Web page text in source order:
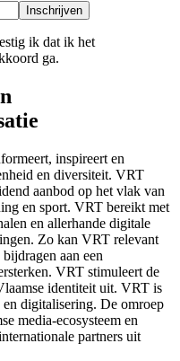
Inschrijven
ik dat ik het
ga.
inspireert en
en diversiteit. VRT
aanbod op het vlak van
en sport. VRT bereikt met
en allerhande digitale
Zo kan VRT relevant
aan een
VRT stimuleert de
identiteit uit. VRT is
digitalisering. De omroep
media-ecosysteem en
partners uit